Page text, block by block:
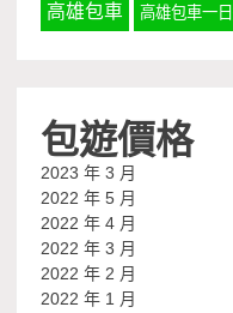
高雄包車 高雄包車一
包遊價格
2023 年 3 月
2022 年 5 月
2022 年 4 月
2022 年 3 月
2022 年 2 月
2022 年 1 月